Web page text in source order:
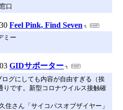
口
Feel Pink, Find Seven
ミー
GIDサポーター
グにしても内容が自由すぎる（挨
りです。新型コロナウイルス接触確
住さん「サイコパスオブザイヤー」